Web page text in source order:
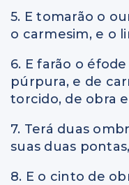
5. E tomarão o
o carmesim, e o
6. E farão o
púrpura, e de
torcido, de obra
7. Terá duas
suas duas
8. E o cinto de